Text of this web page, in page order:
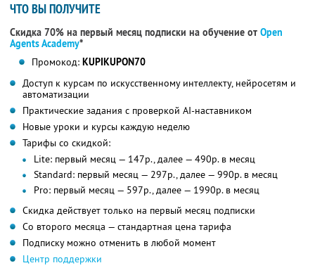
ЧТО ВЫ ПОЛУЧИТЕ
Скидка 70% на первый месяц подписки на обучение от Open
Agents Academy*
Промокод: KUPIKUPON70
Доступ к курсам по искусственному интеллекту, нейросетям и
автоматизации
Практические задания с проверкой AI-наставником
Новые уроки и курсы каждую неделю
Тарифы со скидкой:
Lite: первый месяц — 147р., далее — 490р. в месяц
Standard: первый месяц — 297р., далее — 990р. в месяц
Pro: первый месяц — 597р., далее — 1990р. в месяц
Скидка действует только на первый месяц подписки
Со второго месяца — стандартная цена тарифа
Подписку можно отменить в любой момент
Центр поддержки